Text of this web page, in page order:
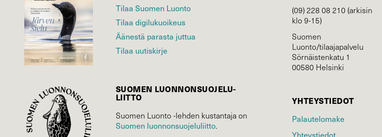
Tilaa Suomen Luonto
Tilaa digilukuoikeus
Äänestä parasta juttua
Tilaa uutiskirje
SUOMEN LUONNON­SUOJELU­
LIITTO
Suomen Luonto -lehden kustantaja on
Suomen luonnonsuojelu­liitto.
(09) 228 08 210 (arkisin
klo 9-15)
Suomen
Luonto/tilaajapalvelu
Sörnäistenkatu 1
00580 Helsinki
YHTEYSTIEDOT
Palautelomake
Yhteystiedot